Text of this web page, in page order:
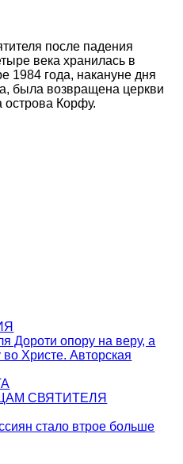
после падения
века хранилась в
1984 года, накануне дня
была возвращена церкви
острова Корфу.
Дороти опору на веру, а
Христе. Авторская
СВЯТИТЕЛЯ
стало втрое больше